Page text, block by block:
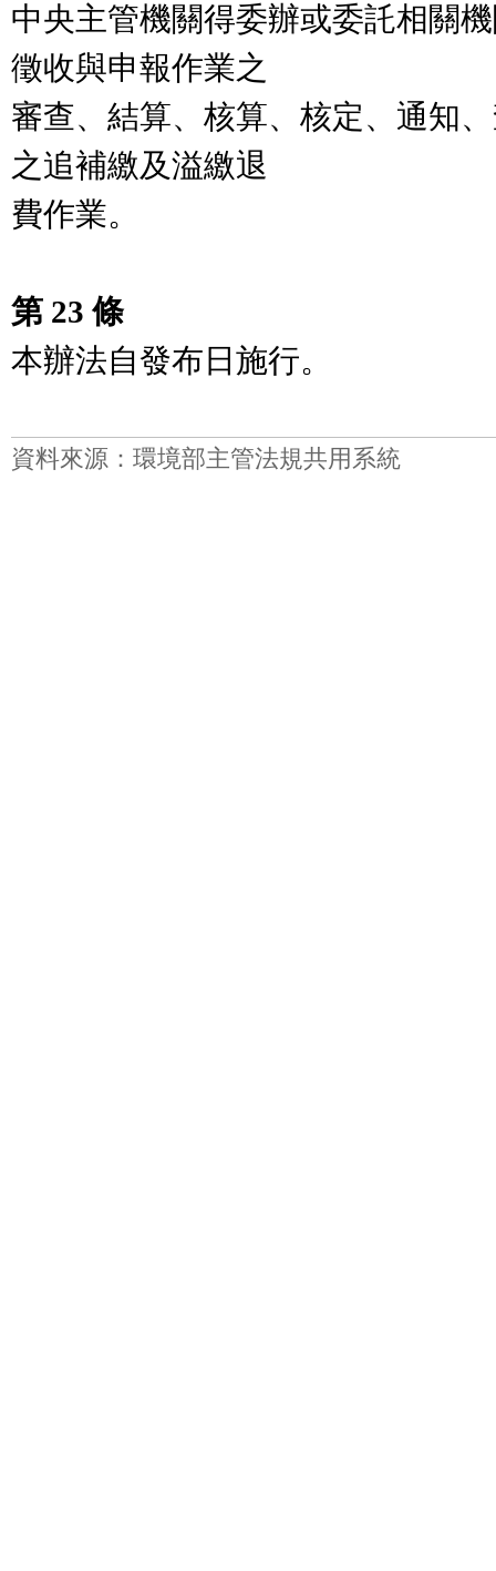
中央主管機關得委辦或委託相關
徵收與申報作業之
審查、結算、核算、核定、通知
之追補繳及溢繳退
費作業。
第 23 條
資料來源：環境部主管法規共用系統